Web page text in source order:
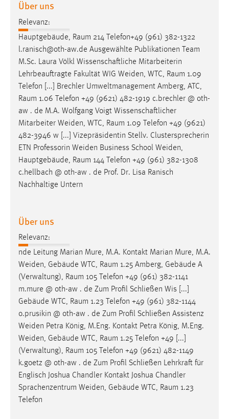
Über uns
Relevanz:
Hauptgebäude, Raum 214 Telefon+49 (961) 382-1322
l.ranisch@oth-aw.de Ausgewählte Publikationen Team
M.Sc. Laura Völkl Wissenschaftliche Mitarbeiterin
Lehrbeauftragte Fakultät WIG Weiden, WTC, Raum 1.09
Telefon [...] Brechler Umweltmanagement Amberg, ATC,
Raum 1.06 Telefon +49 (9621) 482-1919 c.brechler @ oth-
aw . de M.A. Wolfgang Voigt Wissenschaftlicher
Mitarbeiter Weiden, WTC, Raum 1.09 Telefon +49 (9621)
482-3946 w [...] Vizepräsidentin Stellv. Clustersprecherin
ETN Professorin Weiden Business School Weiden,
Hauptgebäude, Raum 144 Telefon +49 (961) 382-1308
c.hellbach @ oth-aw . de Prof. Dr. Lisa Ranisch
Nachhaltige Untern
Über uns
Relevanz:
nde Leitung Marian Mure, M.A. Kontakt Marian Mure, M.A.
Weiden, Gebäude WTC, Raum 1.25 Amberg, Gebäude A
(Verwaltung), Raum 105 Telefon +49 (961) 382-1141
m.mure @ oth-aw . de Zum Profil Schließen Wis [...]
Gebäude WTC, Raum 1.23 Telefon +49 (961) 382-1144
o.prusikin @ oth-aw . de Zum Profil Schließen Assistenz
Weiden Petra König, M.Eng. Kontakt Petra König, M.Eng.
Weiden, Gebäude WTC, Raum 1.25 Telefon +49 [...]
(Verwaltung), Raum 105 Telefon +49 (9621) 482-1149
k.goetz @ oth-aw . de Zum Profil Schließen Lehrkraft für
Englisch Joshua Chandler Kontakt Joshua Chandler
Sprachenzentrum Weiden, Gebäude WTC, Raum 1.23
Telefon
5e9dbeb1811c0446 = Sitzungslaufzeit, mibew_locale = 3
Login
Name:
fe_user, be_user, be_lastLoginProvider
Zweck:
Dieser Cookie ist notwendig um sich an der Website
einloggen zu können.
Cookie Laufzeit:
24 Stunden
STATISTIK
Diese Informationen helfen uns zu verstehen, wie
Matomo
Name:
_pk_ref, _pk_cvar, _pk_id, _pk_ses
Zweck:
Zugriffsstatistik
Cookie Laufzeit:
Max. 13 Monate
MARKETING
Marketing Cookies werden von Drittanbietern